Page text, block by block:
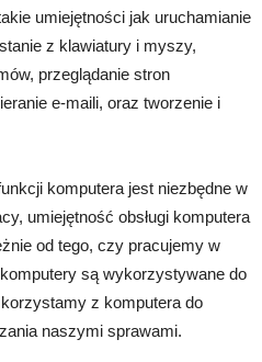
umiejętności jak uruchamianie
z klawiatury i myszy,
przeglądanie stron
e-maili, oraz tworzenie i
komputera jest niezbędne w
umiejętność obsługi komputera
od tego, czy pracujemy w
są wykorzystywane do
z komputera do
naszymi sprawami.